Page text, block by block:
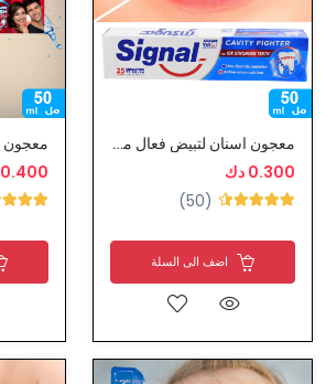
معجون اسنان لتبيض فعال من سيجنال
0.300 دك
(50)
اضف الى السلة
0.400 دك